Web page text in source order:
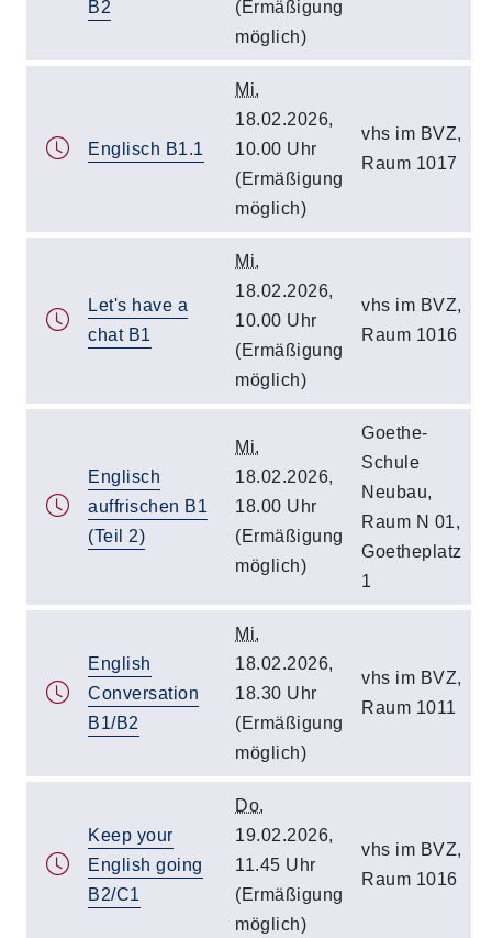
B2
(Ermäßigung
möglich)
Englisch B1.1
Mi.
18.02.2026,
10.00 Uhr
(Ermäßigung
möglich)
vhs im BVZ,
Raum 1017
Let's have a
chat B1
Mi.
18.02.2026,
10.00 Uhr
(Ermäßigung
möglich)
vhs im BVZ,
Raum 1016
Englisch
auffrischen B1
(Teil 2)
Mi.
18.02.2026,
18.00 Uhr
(Ermäßigung
möglich)
Goethe-
Schule
Neubau,
Raum N 01,
Goetheplatz
1
English
Conversation
B1/B2
Mi.
18.02.2026,
18.30 Uhr
(Ermäßigung
möglich)
vhs im BVZ,
Raum 1011
Keep your
English going
B2/C1
Do.
19.02.2026,
11.45 Uhr
(Ermäßigung
möglich)
vhs im BVZ,
Raum 1016